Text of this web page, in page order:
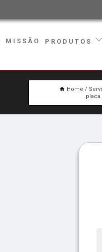
MISSÃO PRODUTOS
Home